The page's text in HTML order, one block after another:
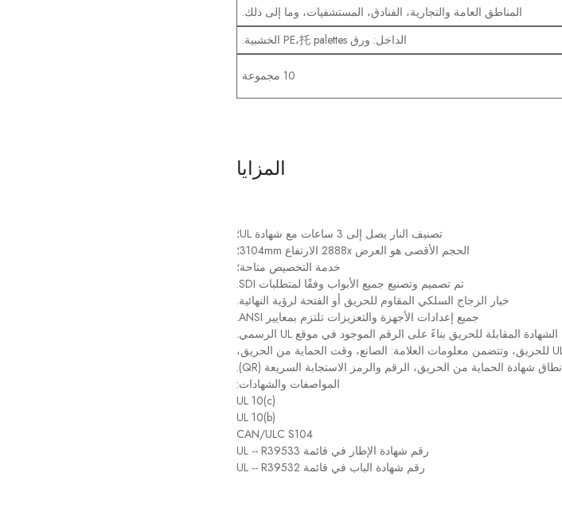
المناطق العامة والتجارية، الفنادق، المستشفيات، وما إلى ذلك.
الداخل: ورق PE،托 palettes الخشبية.
10 مجموعة
المزايا
تصنيف النار يصل إلى 3 ساعات مع شهادة UL؛
الحجم الأقصى هو العرض 2888x الارتفاع 3104mm؛
خدمة التخصيص متاحة؛
تم تصميم وتصنيع جميع الأبواب وفقًا لمتطلبات SDI.
خيار الزجاج السلكي المقاوم للحريق أو الفتحة لرؤية النهائية.
جميع إعدادات الأجهزة والتعزيزات تلتزم بمعايير ANSI.
شهادة باب الحريق الخاصة بنا من UL، يمكنك التحقق من الشهادة المقابلة للحريق بناءً على الرقم الموجود في موقع UL الرسمي.
بالإضافة إلى ذلك، فإن باب الحريق لدينا يحتوي على علامة UL للحريق، وتتضمن معلومات العلامة: الصانع، وقت الحماية من الحريق،
نطاق شهادة الحماية من الحريق، الرقم والرمز الاستجابة السريعة (QR).
المواصفات والشهادات:
UL 10(c)
UL 10(b)
CAN/ULC S104
رقم شهادة الإطار في قائمة UL -- R39533
رقم شهادة الباب في قائمة UL -- R39532